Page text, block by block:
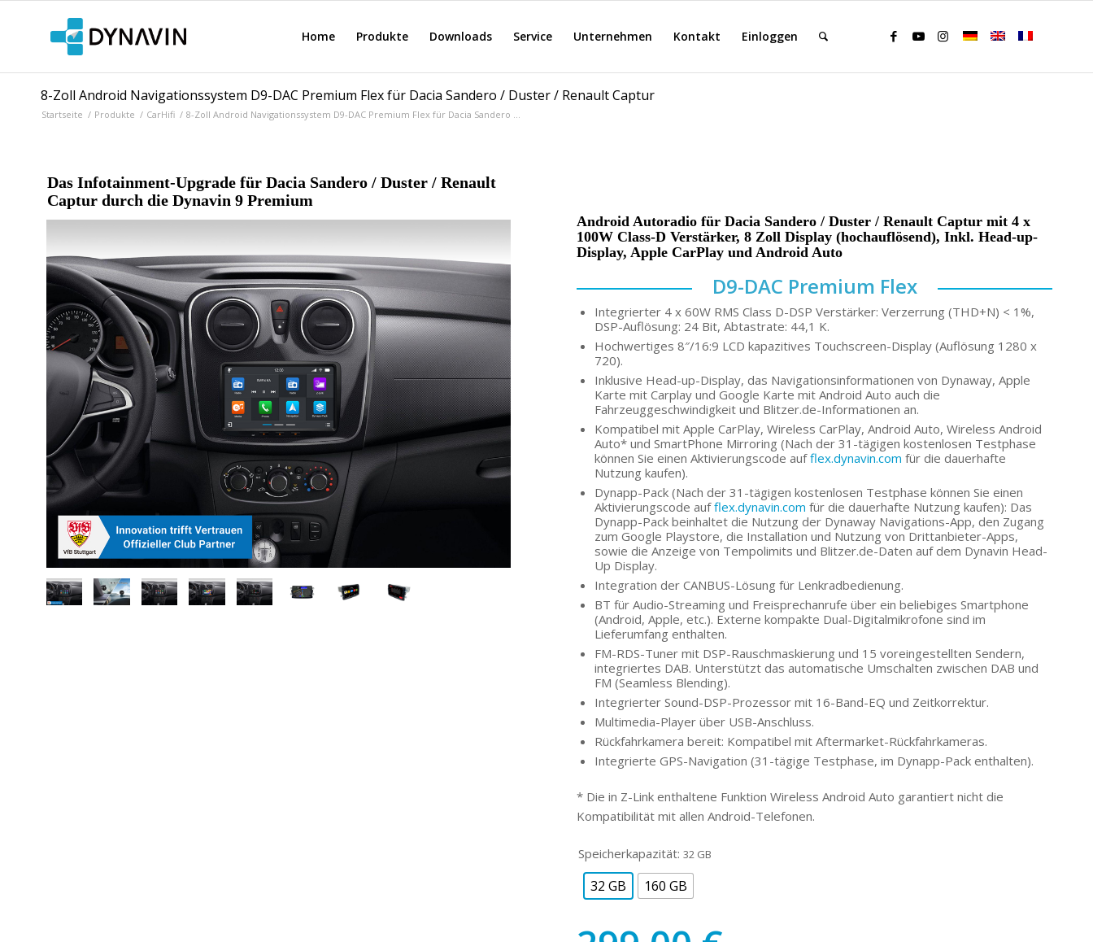
Home Produkte Downloads Service Unternehmen Kontakt Einloggen
8-Zoll Android Navigationssystem D9-DAC Premium Flex für Dacia Sandero / Duster / Renault Captur
Startseite / Produkte / CarHifi / 8-Zoll Android Navigationssystem D9-DAC Premium Flex für Dacia Sandero ...
Das Infotainment-Upgrade für Dacia Sandero / Duster / Renault
Captur durch die Dynavin 9 Premium
Android Autoradio für Dacia Sandero / Duster / Renault Captur mit 4 x
100W Class-D Verstärker, 8 Zoll Display (hochauflösend), Inkl. Head-up-
Display, Apple CarPlay und Android Auto
D9-DAC Premium Flex
Integrierter 4 x 60W RMS Class D-DSP Verstärker: Verzerrung (THD+N) < 1%,
DSP-Auflösung: 24 Bit, Abtastrate: 44,1 K.
Hochwertiges 8″/16:9 LCD kapazitives Touchscreen-Display (Auflösung 1280 x
720).
Inklusive Head-up-Display, das Navigationsinformationen von Dynaway, Apple
Karte mit Carplay und Google Karte mit Android Auto auch die
Fahrzeuggeschwindigkeit und Blitzer.de-Informationen an.
Kompatibel mit Apple CarPlay, Wireless CarPlay, Android Auto, Wireless Android
Auto* und SmartPhone Mirroring (Nach der 31-tägigen kostenlosen Testphase
können Sie einen Aktivierungscode aufflex.dynavin.com für die dauerhafte
Nutzung kaufen).
Dynapp-Pack (Nach der 31-tägigen kostenlosen Testphase können Sie einen
Aktivierungscode aufflex.dynavin.com für die dauerhafte Nutzung kaufen): Das
Dynapp-Pack beinhaltet die Nutzung der Dynaway Navigations-App, den Zugang
zum Google Playstore, die Installation und Nutzung von Drittanbieter-Apps,
sowie die Anzeige von Tempolimits und Blitzer.de-Daten auf dem Dynavin Head-
Up Display.
Integration der CANBUS-Lösung für Lenkradbedienung.
BT für Audio-Streaming und Freisprechanrufe über ein beliebiges Smartphone
(Android, Apple, etc.). Externe kompakte Dual-Digitalmikrofone sind im
Lieferumfang enthalten.
FM-RDS-Tuner mit DSP-Rauschmaskierung und 15 voreingestellten Sendern,
integriertes DAB. Unterstützt das automatische Umschalten zwischen DAB und
FM (Seamless Blending).
Integrierter Sound-DSP-Prozessor mit 16-Band-EQ und Zeitkorrektur.
Multimedia-Player über USB-Anschluss.
Rückfahrkamera bereit: Kompatibel mit Aftermarket-Rückfahrkameras.
Integrierte GPS-Navigation (31-tägige Testphase, im Dynapp-Pack enthalten).
* Die in Z-Link enthaltene Funktion Wireless Android Auto garantiert nicht die
Kompatibilität mit allen Android-Telefonen.
Speicherkapazität: 32 GB
32 GB 160 GB